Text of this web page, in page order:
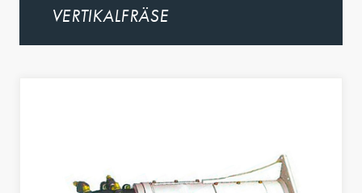
VERTIKALFRÄSE